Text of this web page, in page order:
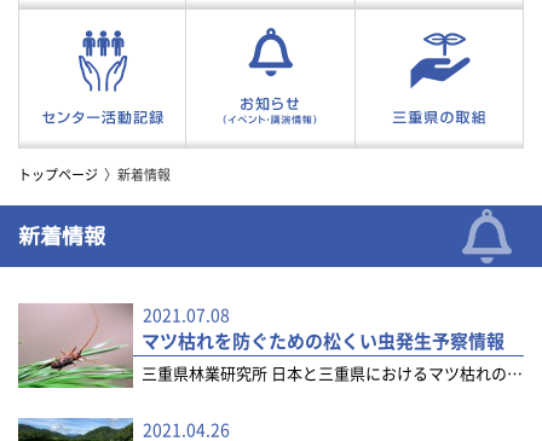
トップページ 新着情報
新着情報
2021.07.08
マツ枯れを防ぐための松くい虫発生予察情報
三重県林業研究所 日本と三重県におけるマツ枯れの被害 日本では戦後、主にアカマツやクロマツといったマ...
2021.04.26